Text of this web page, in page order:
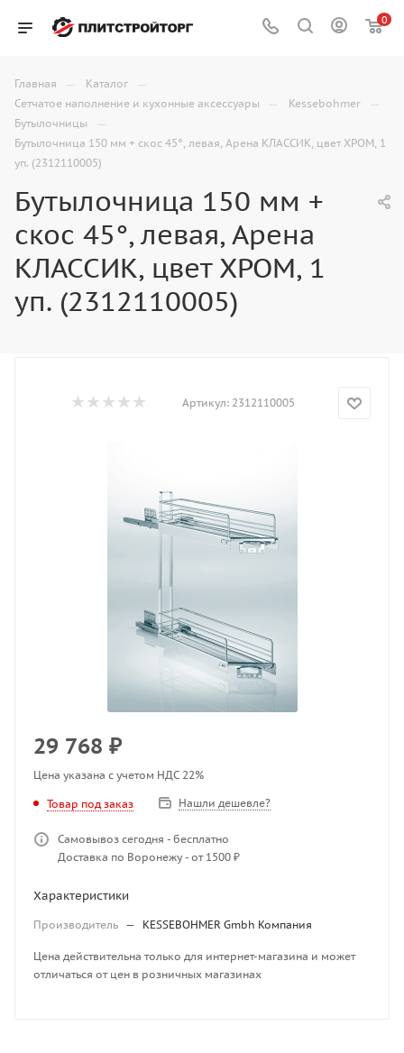
0
Главная — Каталог —
Сетчатое наполнение и кухонные аксессуары — Kessebohmer —
Бутылочницы —
Бутылочница 150 мм + скос 45°, левая, Арена КЛАССИК, цвет ХРОМ, 1
уп. (2312110005)
Бутылочница 150 мм +
скос 45°, левая, Арена
КЛАССИК, цвет ХРОМ, 1
уп. (2312110005)
Артикул: 2312110005
29 768 ₽
Цена указана с учетом НДС 22%
Товар под заказ Нашли дешевле?
Самовывоз сегодня - бесплатно
Доставка по Воронежу - от 1500 ₽
Характеристики
Производитель — KESSEBOHMER Gmbh Компания
Цена действительна только для интернет-магазина и может
отличаться от цен в розничных магазинах